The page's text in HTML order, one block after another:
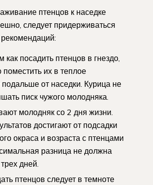
птенцов к наседке
следует придерживаться
как посадить птенцов в гнездо,
их в теплое
от наседки. Курица не
писк чужого молодняка.
молодняк со 2 дня жизни.
достигают от подсадки
окраса и возраста с птенцами
разница не должна
дней.
птенцов следует в темноте